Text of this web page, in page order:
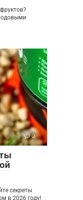
0
секреты
в 2026 году!